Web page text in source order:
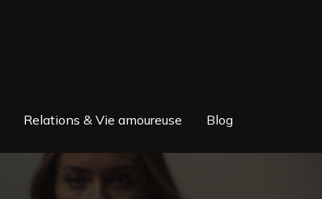
Relations & Vie amoureuse Blog